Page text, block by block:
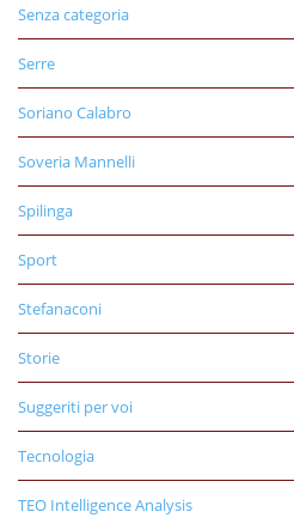
Senza categoria
Serre
Soriano Calabro
Soveria Mannelli
Spilinga
Sport
Stefanaconi
Storie
Suggeriti per voi
Tecnologia
TEO Intelligence Analysis